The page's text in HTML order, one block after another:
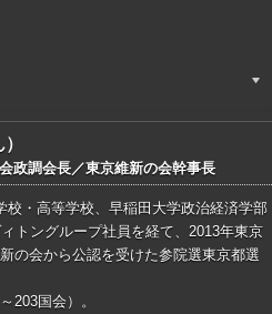
政調会長／東京維新の会幹事長
校・高等学校、早稲田大学政治経済学部
トングループ社員を経て、2013年東京
の会から公認を受けた参院選東京都選
203国会）。